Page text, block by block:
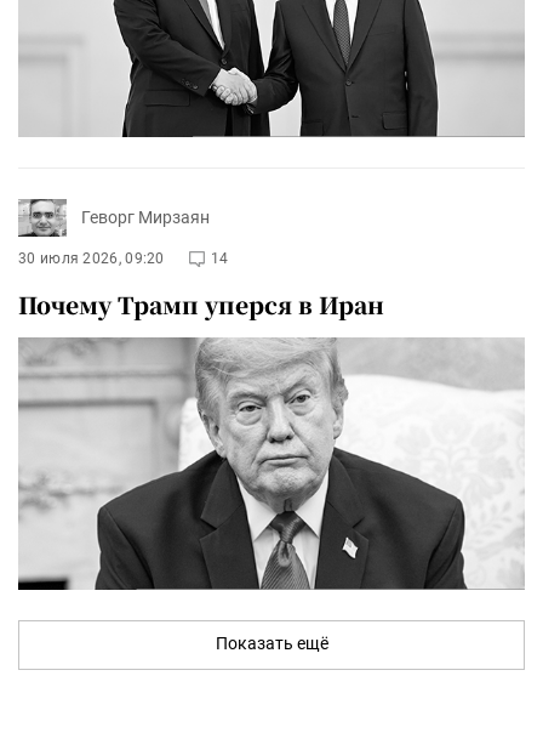
Геворг Мирзаян
30 июля 2026, 09:20 14
Почему Трамп уперся в Иран
Показать ещё